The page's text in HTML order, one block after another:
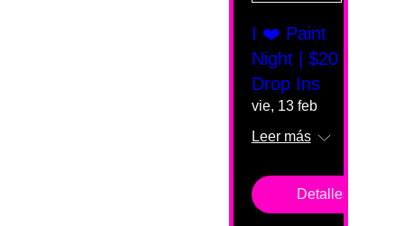
I ❤️ Paint
Night | $20
Drop Ins
vie, 13 feb
Leer más
Detalles